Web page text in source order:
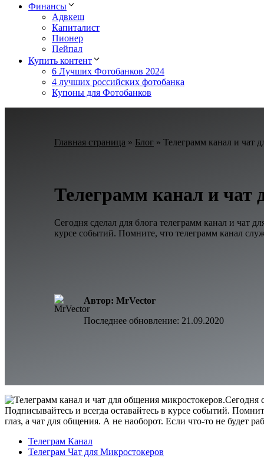
Финансы
Адвкеш
Капиталист
Пионер
Пейпал
Купить контент
6 Лучших Фотобанков 2024
4 лучших российских фотобанка
Купоны для Фотобанков
Главная страница » Блог » Телеграмм канал и чат
Телеграмм канал и чат
Сегодня сделал для блога телеграмм канал и чат
курсе событий. Помните, что телеграмм канал
Автор: MrVector
Последнее обновление: 21.09.2020
Сегодня
Подписывайтесь и всегда оставайтесь в курсе событий.
глаз, а чат для общения. А не наоборот. Если что-то не будет
Телеграм Канал
Телеграм Чат для Микростокеров